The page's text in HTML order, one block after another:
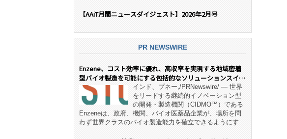
【AAiT月間ニュースダイジェスト】2026年2月号
PR NEWSWIRE
Enzene、コスト効率に優れ、高収率を実現する地域密着
型バイオ製造を可能にする包括的なソリューションスイー
ト「NeX™」 をリリースインド、プネー,/PRNewswire/ — 世界
をリードする継続的イノベーション型
の開発・製造機関（CIDMO™）である
Enzeneは、政府、機関、バイオ医薬品企業が、場所を問
わず世界クラスのバイオ製造能力を確立できるようにす